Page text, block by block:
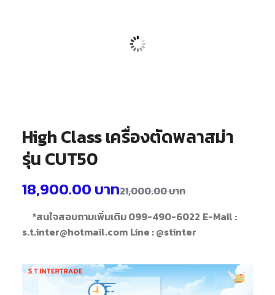
High Class เครื่องตัดพลาสม่า
รุ่น CUT50
21,000.00บาท
18,900.00 บาท
*สนใจสอบถามเพิ่มเติม 099-490-6022 E-Mail :
s.t.inter@hotmail.com Line : @stinter